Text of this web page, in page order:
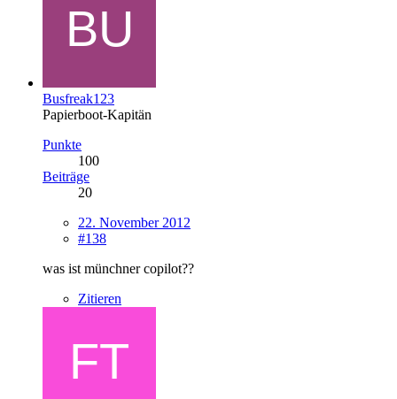
Busfreak123
Papierboot-Kapitän
Punkte
100
Beiträge
20
22. November 2012
#138
was ist münchner copilot??
Zitieren